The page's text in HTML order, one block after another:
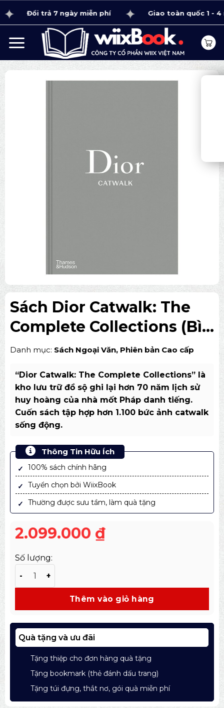
qua
dung
Đổi trả 7 ngày miễn phí Giao toàn quốc 1 - 4
Sách Dior Catwalk: The
Complete Collections (Bìa
Vải)
Danh mục: Sách Ngoại Văn, Phiên bản Cao cấp
“Dior Catwalk: The Complete Collections” là
kho lưu trữ đồ sộ ghi lại hơn 70 năm lịch sử
huy hoàng của nhà mốt Pháp danh tiếng.
Cuốn sách tập hợp hơn 1.100 bức ảnh catwalk
sống động.
Thông Tin Hữu Ích
100% sách chính hãng
Tuyển chọn bởi WiixBook
Thường được sưu tầm, làm quà tặng
2.099.000 ₫
Số lượng:
Thêm vào giỏ hàng
Quà tặng và ưu đãi
Tặng thiệp cho đơn hàng quà tặng
Tặng bookmark (thẻ đánh dấu trang)
Tặng túi đựng, thắt nơ, gói quà miễn phí